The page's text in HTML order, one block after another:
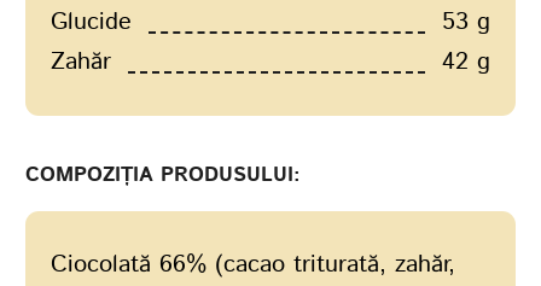
Glucide
53 g
Zahăr
42 g
COMPOZIȚIA PRODUSULUI:
Ciocolată 66% (cacao triturată, zahăr,